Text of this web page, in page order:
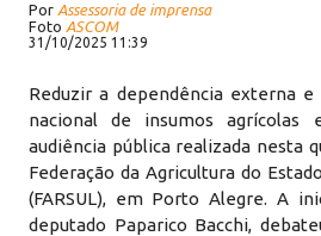
Por Assessoria de imprensa
Foto ASCOM
31/10/2025 11:39
Reduzir a dependência externa
nacional de insumos
audiência pública realizada nesta
Federação da Agricultura do
(FARSUL), em Porto Alegre. A
deputado Paparico Bacchi,